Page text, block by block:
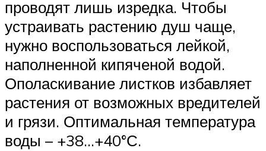
проводят лишь изредка. Чтобы
устраивать растению душ чаще,
нужно воспользоваться лейкой,
наполненной кипяченой водой.
Ополаскивание листков избавляет
растения от возможных вредителей
и грязи. Оптимальная температура
воды – +38…+40°С.